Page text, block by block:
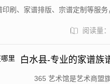
刷、家谱排版、宗谱定制等服
阅读量
白水县-专业的家谱族
​365 艺术馆是艺术商盟